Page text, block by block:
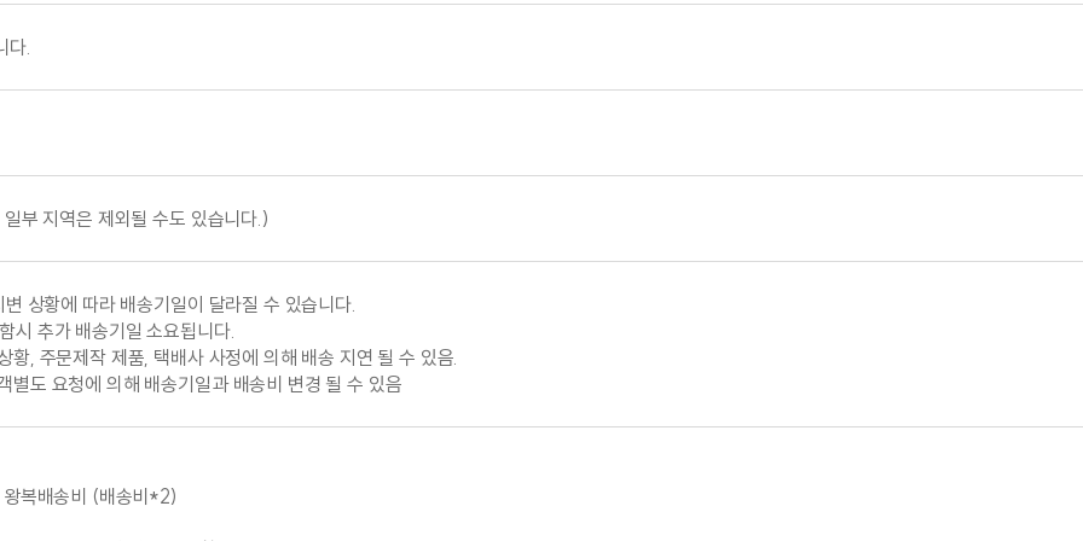
다.
부 지역은 제외될 수도 있습니다.)
상황에 따라 배송기일이 달라질 수 있습니다.
추가 배송기일 소요됩니다.
, 주문제작 제품, 택배사 사정에 의해 배송 지연 될 수 있음.
도 요청에 의해 배송기일과 배송비 변경 될 수 있음
복배송비 (배송비*2)